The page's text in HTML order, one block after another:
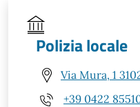
Polizia locale
Via Mura, 1
+39 0422